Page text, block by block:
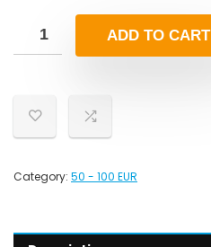
ADD TO CART
Category: 50 - 100 EUR